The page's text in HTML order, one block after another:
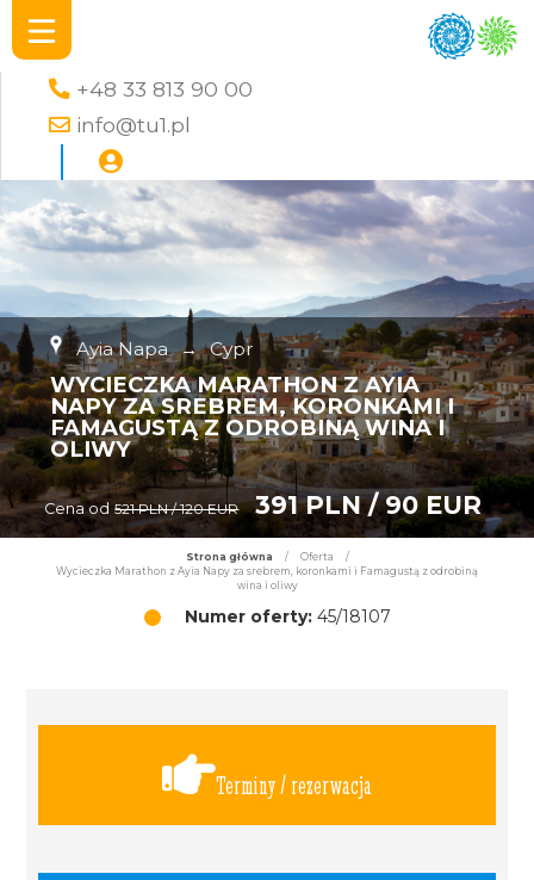
+48 33 813 90 00
info@tu1.pl
Ayia Napa → Cypr
WYCIECZKA MARATHON Z AYIA
NAPY ZA SREBREM, KORONKAMI I
FAMAGUSTĄ Z ODROBINĄ WINA I
OLIWY
Cena od 521 PLN / 120 EUR 391 PLN / 90 EUR
Strona główna / Oferta
/
Wycieczka Marathon z Ayia Napy za srebrem, koronkami i Famagustą z odrobiną
wina i oliwy
Numer oferty:45/18107
Terminy / rezerwacja